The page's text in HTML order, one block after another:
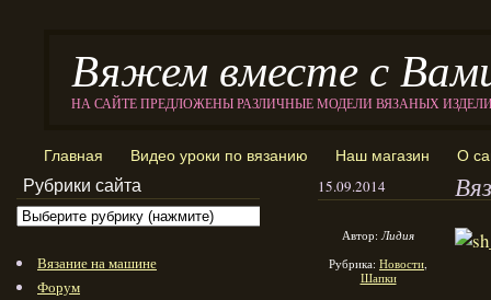
Вяжем вместе с
НА САЙТЕ ПРЕДЛОЖЕНЫ РАЗЛИЧНЫЕ МОДЕЛИ ВЯЗАНЫХ
Главная Видео уроки по вязанию Наш магазин О
15.09.2014
Автор:Лидия
Рубрика: Новости,
Шапки
Рубрики сайта
Вязание на машине
Форум